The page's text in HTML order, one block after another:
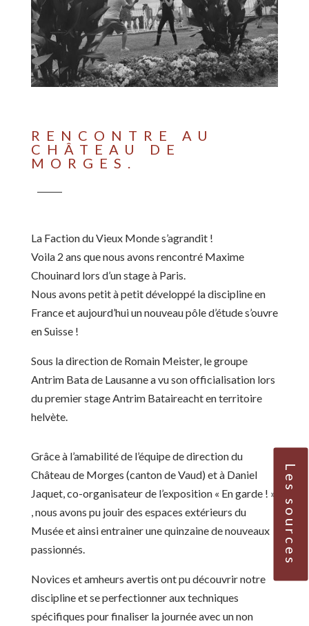
RENCONTRE AU
CHÂTEAU DE
MORGES.
La Faction du Vieux Monde s’agrandit !
Voila 2 ans que nous avons rencontré Maxime
Chouinard lors d’un stage à Paris.
Nous avons petit à petit développé la discipline en
France et aujourd’hui un nouveau pôle d’étude s’ouvre
en Suisse !
Sous la direction de Romain Meister, le groupe
Antrim Bata de Lausanne a vu son officialisation lors
du premier stage Antrim Bataireacht en territoire
helvète.
Grâce à l’amabilité de l’équipe de direction du
Château de Morges (canton de Vaud) et à Daniel
Jaquet, co-organisateur de l’exposition « En garde ! »
, nous avons pu jouir des espaces extérieurs du
Musée et ainsi entrainer une quinzaine de nouveaux
passionnés.
Novices et amheurs avertis ont pu découvrir notre
discipline et se perfectionner aux techniques
spécifiques pour finaliser la journée avec un non
Les sources